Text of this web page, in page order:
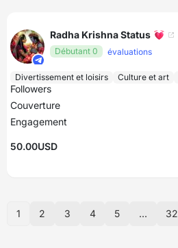
Radha Krishna Status 💓
Débutant 0 évaluations
Divertissement et loisirs Culture et art
Followers
Couverture
Engagement
50.00USD
1 2 3 4 5 ... 32